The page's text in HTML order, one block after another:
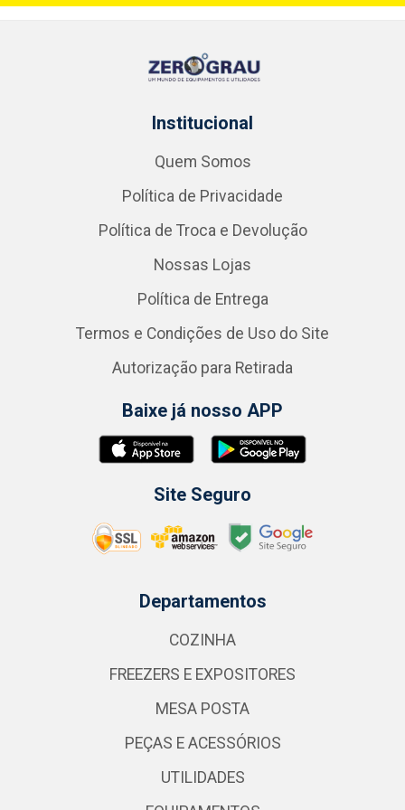
Institucional
Quem Somos
Política de Privacidade
Política de Troca e Devolução
Nossas Lojas
Política de Entrega
Termos e Condições de Uso do Site
Autorização para Retirada
Baixe já nosso APP
Site Seguro
Departamentos
COZINHA
FREEZERS E EXPOSITORES
MESA POSTA
PEÇAS E ACESSÓRIOS
UTILIDADES